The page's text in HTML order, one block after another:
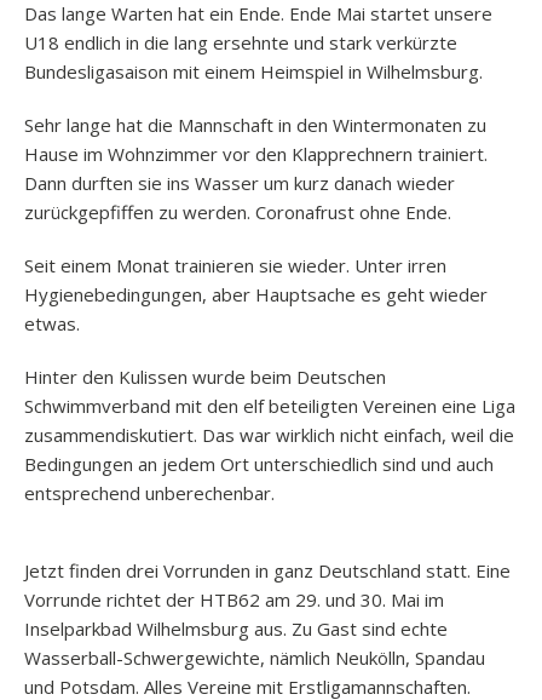
Das lange Warten hat ein Ende. Ende Mai startet unsere
U18 endlich in die lang ersehnte und stark verkürzte
Bundesligasaison mit einem Heimspiel in Wilhelmsburg.
Sehr lange hat die Mannschaft in den Wintermonaten zu
Hause im Wohnzimmer vor den Klapprechnern trainiert.
Dann durften sie ins Wasser um kurz danach wieder
zurückgepfiffen zu werden. Coronafrust ohne Ende.
Seit einem Monat trainieren sie wieder. Unter irren
Hygienebedingungen, aber Hauptsache es geht wieder
etwas.
Hinter den Kulissen wurde beim Deutschen
Schwimmverband mit den elf beteiligten Vereinen eine Liga
zusammendiskutiert. Das war wirklich nicht einfach, weil die
Bedingungen an jedem Ort unterschiedlich sind und auch
entsprechend unberechenbar.
Jetzt finden drei Vorrunden in ganz Deutschland statt. Eine
Vorrunde richtet der HTB62 am 29. und 30. Mai im
Inselparkbad Wilhelmsburg aus. Zu Gast sind echte
Wasserball-Schwergewichte, nämlich Neukölln, Spandau
und Potsdam. Alles Vereine mit Erstligamannschaften.